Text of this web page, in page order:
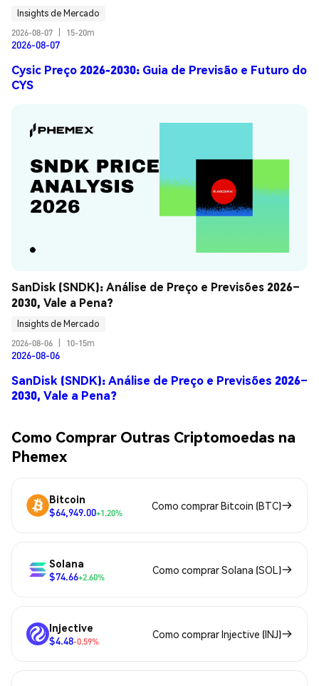
Insights de Mercado
2026-08-07
15-20m
2026-08-07
Cysic Preço 2026-2030: Guia de Previsão e Futuro do
CYS
SanDisk (SNDK): Análise de Preço e Previsões 2026–
2030, Vale a Pena?
Insights de Mercado
2026-08-06
10-15m
2026-08-06
SanDisk (SNDK): Análise de Preço e Previsões 2026–
2030, Vale a Pena?
Como Comprar Outras Criptomoedas na
Phemex
Bitcoin
$64,949.00+1.20%
Como comprar Bitcoin (BTC)
Solana
$74.66+2.60%
Como comprar Solana (SOL)
Injective
$4.48-0.59%
Como comprar Injective (INJ)